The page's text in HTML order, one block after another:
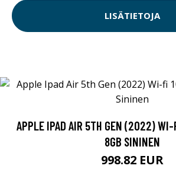
LISÄTIETOJA
APPLE IPAD AIR 5TH GEN (2022)
8GB SININEN
998.82 EUR